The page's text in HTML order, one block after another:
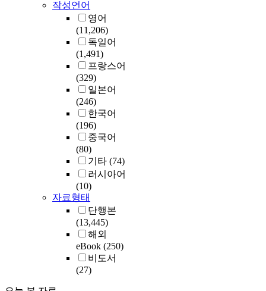
작성언어
영어
(11,206)
독일어
(1,491)
프랑스어
(329)
일본어
(246)
한국어
(196)
중국어
(80)
기타 (74)
러시아어
(10)
자료형태
단행본
(13,445)
해외
eBook (250)
비도서
(27)